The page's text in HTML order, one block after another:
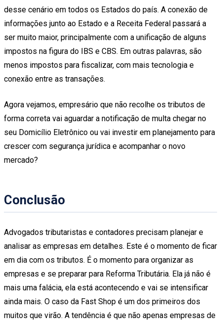
desse cenário em todos os Estados do país. A conexão de
informações junto ao Estado e a Receita Federal passará a
ser muito maior, principalmente com a unificação de alguns
impostos na figura do IBS e CBS. Em outras palavras, são
menos impostos para fiscalizar, com mais tecnologia e
conexão entre as transações.
Agora vejamos, empresário que não recolhe os tributos de
forma correta vai aguardar a notificação de multa chegar no
seu Domicílio Eletrônico ou vai investir em planejamento para
crescer com segurança jurídica e acompanhar o novo
mercado?
Conclusão
Advogados tributaristas e contadores precisam planejar e
analisar as empresas em detalhes. Este é o momento de ficar
em dia com os tributos. É o momento para organizar as
empresas e se preparar para Reforma Tributária. Ela já não é
mais uma falácia, ela está acontecendo e vai se intensificar
ainda mais. O caso da Fast Shop é um dos primeiros dos
muitos que virão. A tendência é que não apenas empresas de